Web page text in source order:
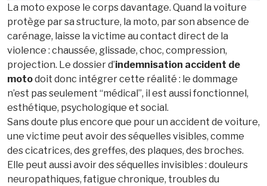
La moto expose le corps davantage. Quand la voiture
protège par sa structure, la moto, par son absence de
carénage, laisse la victime au contact direct de la
violence : chaussée, glissade, choc, compression,
projection. Le dossier d’indemnisation accident de
motodoit donc intégrer cette réalité : le dommage
n’est pas seulement “médical”, il est aussi fonctionnel,
esthétique, psychologique et social.
Sans doute plus encore que pour un accident de voiture,
une victime peut avoir des séquelles visibles, comme
des cicatrices, des greffes, des plaques, des broches.
Elle peut aussi avoir des séquelles invisibles : douleurs
neuropathiques, fatigue chronique, troubles du